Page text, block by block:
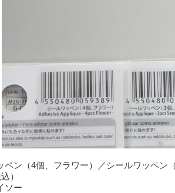
ペン（4個、フラワー）／シールワッペン
）
ソー